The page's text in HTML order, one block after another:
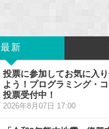
最新
投票に参加してお気に入
よう！プログラミング・
投票受付中！
2026年8月07日 17:00